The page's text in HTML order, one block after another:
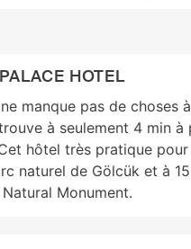
HOTEL
manque pas de choses
à seulement 4 min à
hôtel très pratique
naturel de Gölcük et à
Monument.